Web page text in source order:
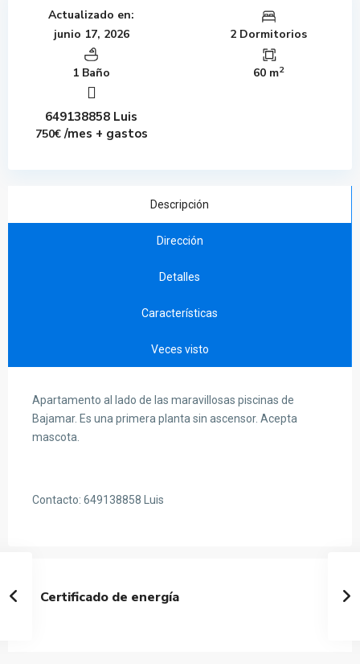
Actualizado en:
junio 17, 2026
2 Dormitorios
1 Baño 60 m2
649138858 Luis
750€/mes + gastos
Descripción
Dirección
Detalles
Características
Veces visto
Apartamento al lado de las maravillosas piscinas de
Bajamar. Es una primera planta sin ascensor. Acepta
mascota.
Contacto: 649138858 Luis
Certificado de energía